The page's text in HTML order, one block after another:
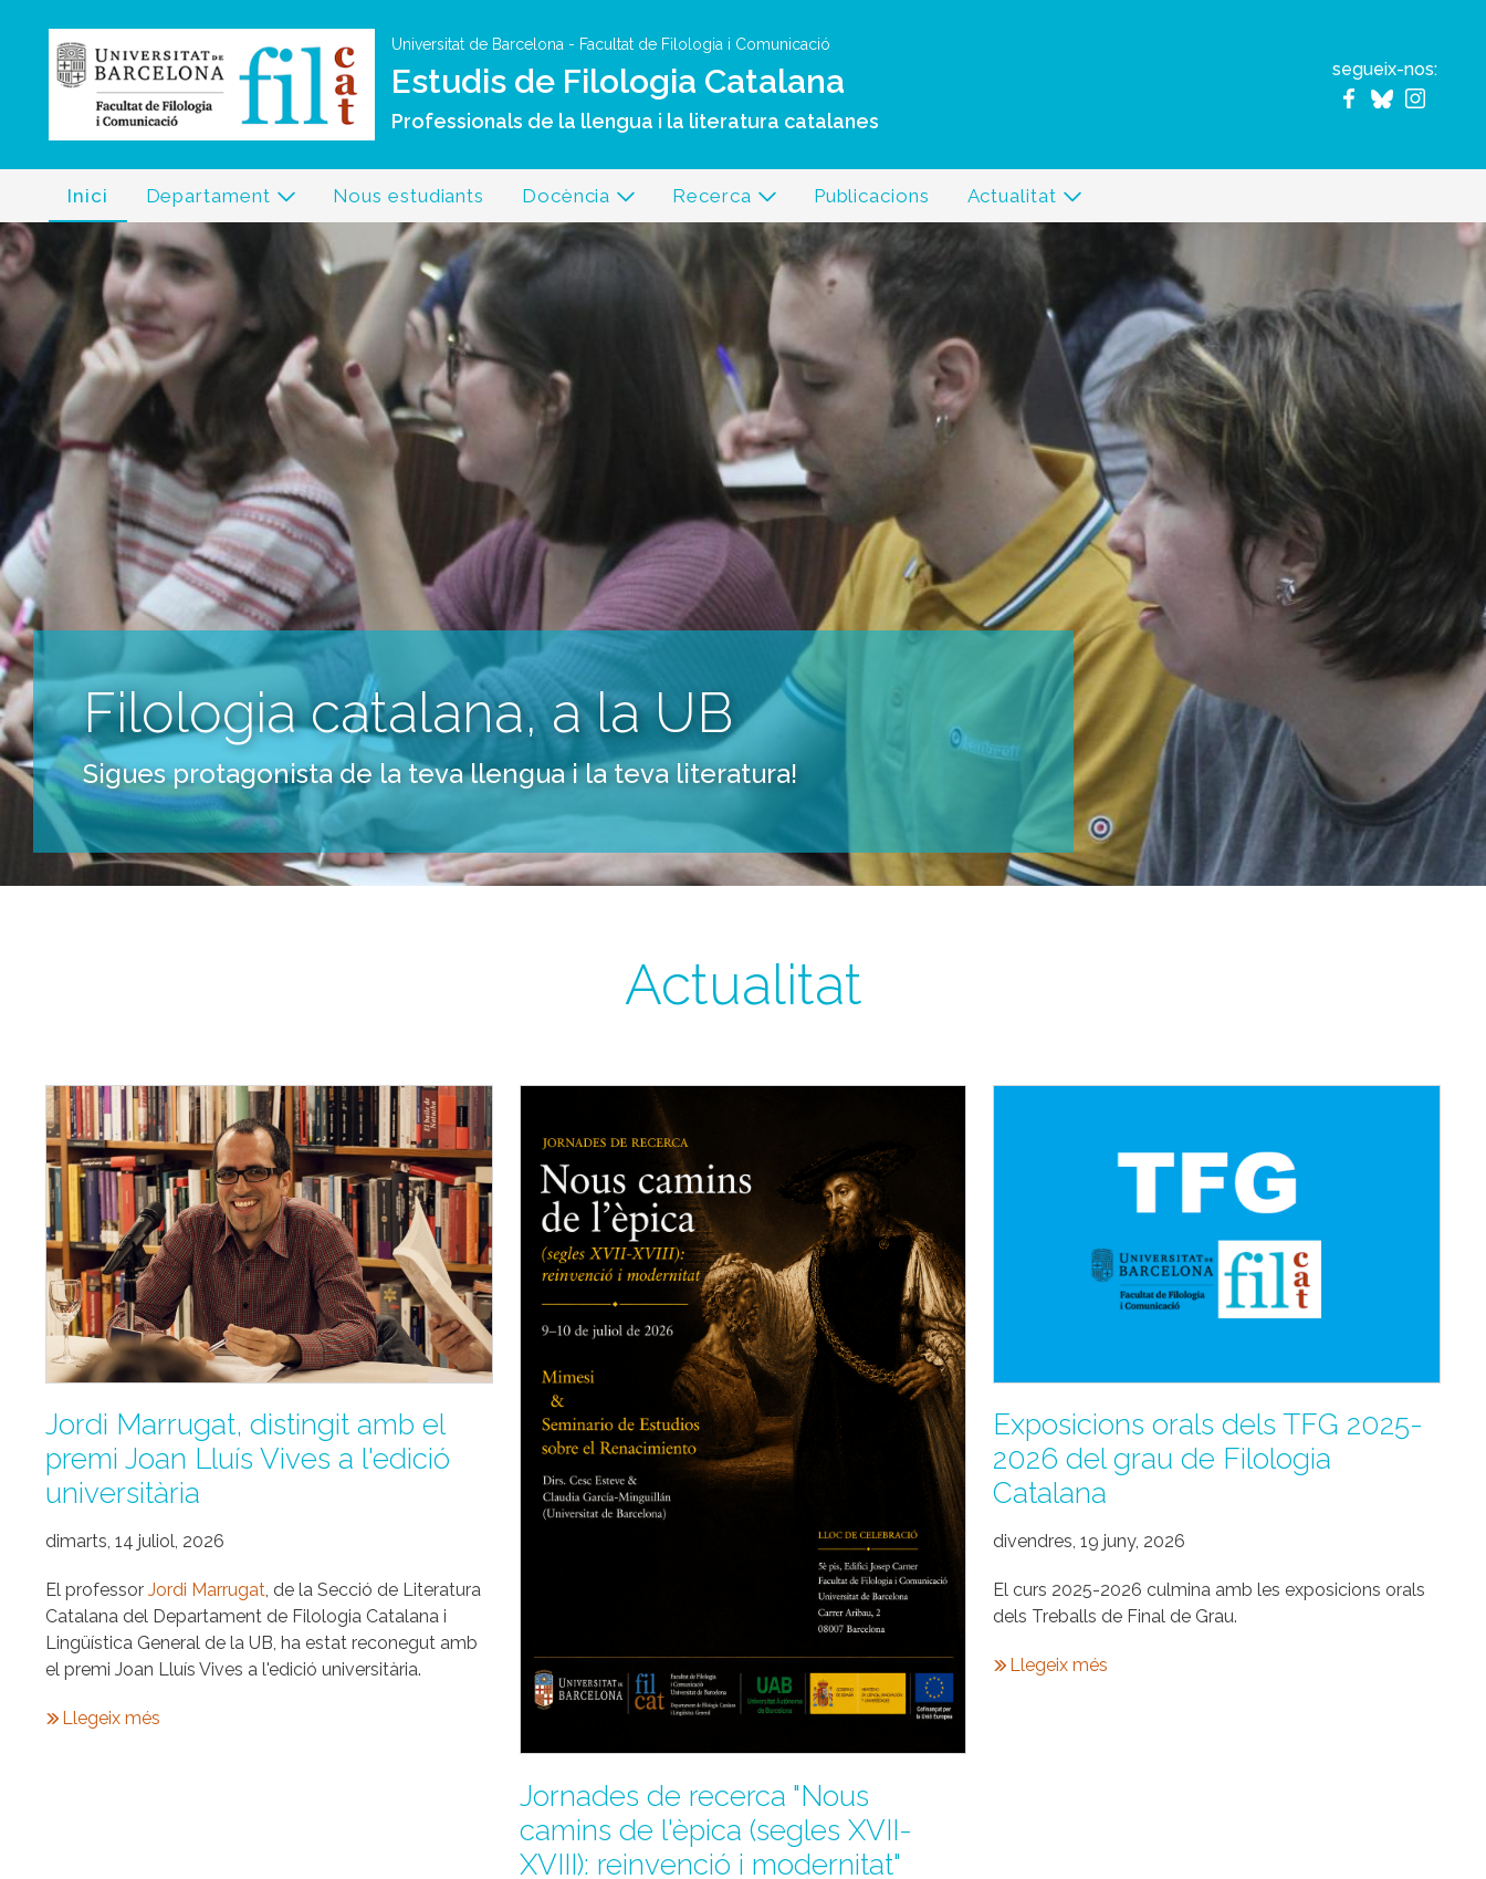
Universitat de Barcelona - Facultat de Filologia i Comunicació
Estudis de Filologia Catalana
Professionals de la llengua i la literatura catalanes
segueix-nos:
Inici Departament Nous estudiants Docència Recerca Publicacions Actualitat
Filologia catalana, a la UB
Sigues protagonista de la teva llengua i la teva literatura!
Actualitat
Jordi Marrugat, distingit amb el
premi Joan Lluís Vives a l'edició
universitària
dimarts, 14 juliol, 2026
El professor Jordi Marrugat, de la Secció de Literatura
Catalana del Departament de Filologia Catalana i
Lingüística General de la UB, ha estat reconegut amb
el premi Joan Lluís Vives a l'edició universitària.
Llegeix més
Jornades de recerca "Nous
camins de l'èpica (segles XVII-
XVIII): reinvenció i modernitat"
Exposicions orals dels TFG 2025-
2026 del grau de Filologia
Catalana
divendres, 19 juny, 2026
El curs 2025-2026 culmina amb les exposicions orals
dels Treballs de Final de Grau.
Llegeix més